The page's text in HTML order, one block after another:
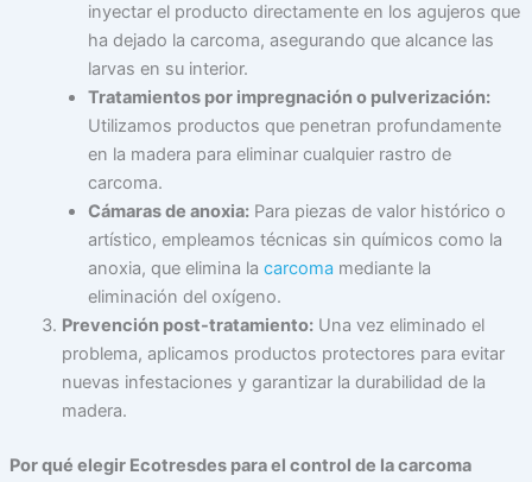
inyectar el producto directamente en los agujeros que
ha dejado la carcoma, asegurando que alcance las
larvas en su interior.
Tratamientos por impregnación o pulverización:
Utilizamos productos que penetran profundamente
en la madera para eliminar cualquier rastro de
carcoma.
Cámaras de anoxia:Para piezas de valor histórico o
artístico, empleamos técnicas sin químicos como la
anoxia, que elimina la carcoma mediante la
eliminación del oxígeno.
Prevención post-tratamiento:Una vez eliminado el
problema, aplicamos productos protectores para evitar
nuevas infestaciones y garantizar la durabilidad de la
madera.
Por qué elegir Ecotresdes para el control de la carcoma